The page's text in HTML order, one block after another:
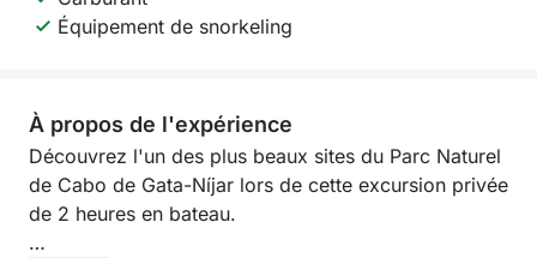
Équipement de snorkeling
À propos de l'expérience
Découvrez l'un des plus beaux sites du Parc Naturel
de Cabo de Gata-Níjar lors de cette excursion privée
de 2 heures en bateau.